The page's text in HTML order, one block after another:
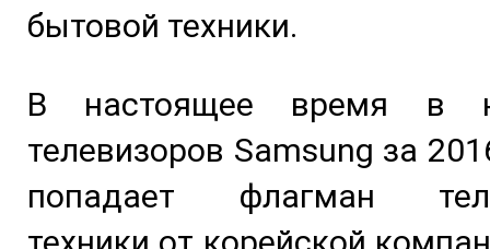
бытовой техники.
В настоящее время в
телевизоров Samsung за
попадает флагман